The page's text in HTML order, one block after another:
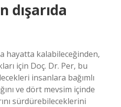
dışarıda
hayatta kalabileceğinden,
için Doç. Dr. Per, bu
insanlara bağımlı
ve dört mevsim içinde
sürdürebileceklerini